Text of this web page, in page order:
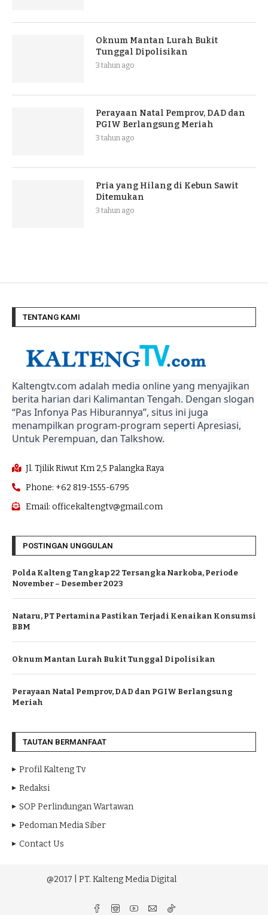
Oknum Mantan Lurah Bukit
Tunggal Dipolisikan
3 tahun ago
Perayaan Natal Pemprov, DAD dan
PGIW Berlangsung Meriah
3 tahun ago
Pria yang Hilang di Kebun Sawit
Ditemukan
3 tahun ago
TENTANG KAMI
Kaltengtv.com adalah media online yang menyajikan
berita harian dari Kalimantan Tengah. Dengan slogan
“Pas Infonya Pas Hiburannya”, situs ini juga
menampilkan program-program seperti Apresiasi,
Untuk Perempuan, dan Talkshow.
Jl. Tjilik Riwut Km 2,5 Palangka Raya
Phone: +62 819-1555-6795
Email: officekaltengtv@gmail.com
POSTINGAN UNGGULAN
Polda Kalteng Tangkap 22 Tersangka Narkoba, Periode
November – Desember 2023
Nataru, PT Pertamina Pastikan Terjadi Kenaikan Konsumsi
BBM
Oknum Mantan Lurah Bukit Tunggal Dipolisikan
Perayaan Natal Pemprov, DAD dan PGIW Berlangsung
Meriah
TAUTAN BERMANFAAT
Profil Kalteng Tv
Redaksi
SOP Perlindungan Wartawan
Pedoman Media Siber
Contact Us
@2017 | PT. Kalteng Media Digital